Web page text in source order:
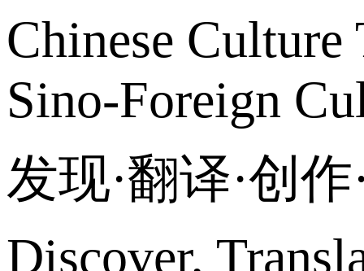
Chinese
Sino-Foreign
发现·翻译·创
Discover,